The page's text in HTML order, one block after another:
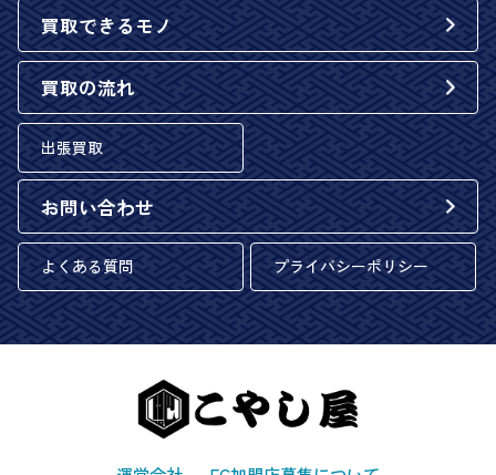
買取できるモノ
買取の流れ
出張買取
お問い合わせ
よくある質問 プライバシーポリシー